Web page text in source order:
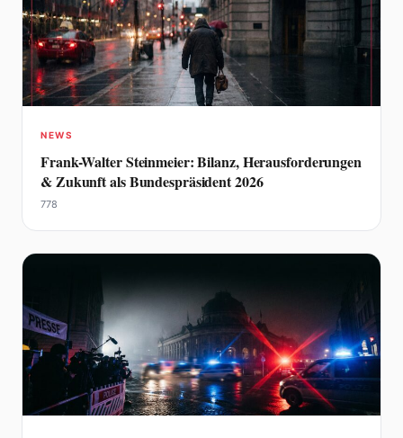
NEWS
Frank-Walter Steinmeier: Bilanz, Herausforderungen
& Zukunft als Bundespräsident 2026
778